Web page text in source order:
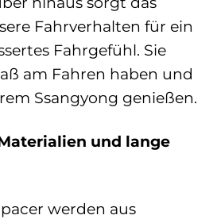
Fahrverhalten für ein
Fahrgefühl. Sie
am Fahren haben und
Ssangyong genießen.
und lange
werden aus